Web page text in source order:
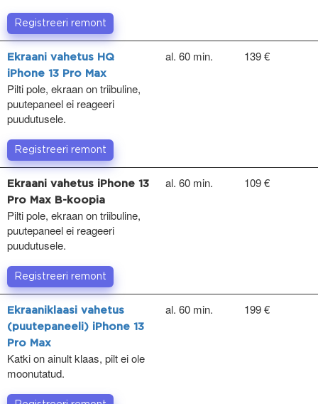
Registreeri remont
Ekraani vahetus HQ
iPhone 13 Pro Max
Pilti pole, ekraan on triibuline,
puutepaneel ei reageeri
puudutusele.
al. 60 min. 139 €
Registreeri remont
Ekraani vahetus iPhone 13
Pro Max B-koopia
Pilti pole, ekraan on triibuline,
puutepaneel ei reageeri
puudutusele.
al. 60 min. 109 €
Registreeri remont
Ekraaniklaasi vahetus
(puutepaneeli) iPhone 13
Pro Max
Katki on ainult klaas, pilt ei ole
moonutatud.
al. 60 min. 199 €